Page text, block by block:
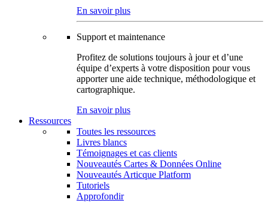
En savoir plus
Support et maintenance
Profitez de solutions toujours à jour et d’une
équipe d’experts à votre disposition pour vous
apporter une aide technique, méthodologique et
cartographique.
En savoir plus
Ressources
Toutes les ressources
Livres blancs
Témoignages et cas clients
Nouveautés Cartes & Données Online
Nouveautés Articque Platform
Tutoriels
Approfondir